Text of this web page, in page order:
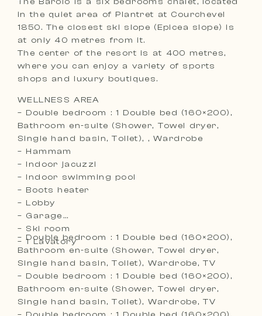
in the quiet area of Plantret at Courchevel
1850. The closest ski slope (Epicea slope) is
at only 40 metres from it.
The center of the resort is at 400 metres,
where you can enjoy a variety of sports
shops and luxury boutiques.
WELLNESS AREA
– Double bedroom : 1 Double bed (160×200),
Bathroom en-suite (Shower, Towel dryer,
Single hand basin, Toilet), , Wardrobe
– Hammam
– Indoor jacuzzi
– Indoor swimming pool
– Boots heater
– Lobby
– Garage
– Ski room
– 1 Lavatory
– Double bedroom : 1 Double bed (160×200),
Bathroom en-suite (Shower, Towel dryer,
Single hand basin, Toilet), Wardrobe, TV
– Double bedroom : 1 Double bed (160×200),
Bathroom en-suite (Shower, Towel dryer,
Single hand basin, Toilet), Wardrobe, TV